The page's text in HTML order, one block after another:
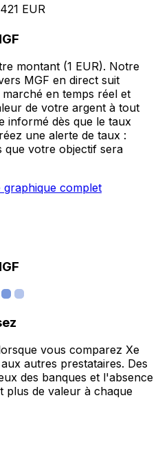
EUR
montant (1 EUR). Notre
MGF en direct suit
en temps réel et
de votre argent à tout
informé dès que le taux
une alerte de taux :
que votre objectif sera
graphique complet
vous comparez Xe
autres prestataires. Des
des banques et l'absence
plus de valeur à chaque